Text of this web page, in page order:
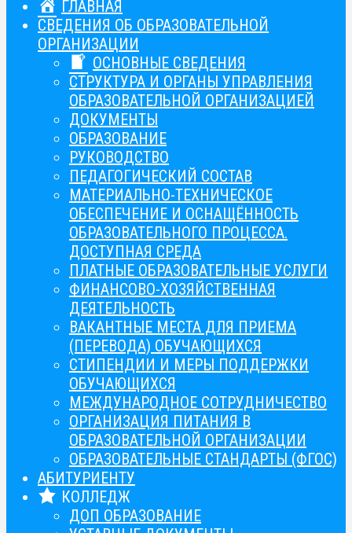
ГЛАВНАЯ
СВЕДЕНИЯ ОБ ОБРАЗОВАТЕЛЬНОЙ
ОРГАНИЗАЦИИ
ОСНОВНЫЕ СВЕДЕНИЯ
СТРУКТУРА И ОРГАНЫ УПРАВЛЕНИЯ
ОБРАЗОВАТЕЛЬНОЙ ОРГАНИЗАЦИЕЙ
ДОКУМЕНТЫ
ОБРАЗОВАНИЕ
РУКОВОДСТВО
ПЕДАГОГИЧЕСКИЙ СОСТАВ
МАТЕРИАЛЬНО-ТЕХНИЧЕСКОЕ
ОБЕСПЕЧЕНИЕ И ОСНАЩЁННОСТЬ
ОБРАЗОВАТЕЛЬНОГО ПРОЦЕССА.
ДОСТУПНАЯ СРЕДА
ПЛАТНЫЕ ОБРАЗОВАТЕЛЬНЫЕ УСЛУГИ
ФИНАНСОВО-ХОЗЯЙСТВЕННАЯ
ДЕЯТЕЛЬНОСТЬ
ВАКАНТНЫЕ МЕСТА ДЛЯ ПРИЕМА
(ПЕРЕВОДА) ОБУЧАЮЩИХСЯ
СТИПЕНДИИ И МЕРЫ ПОДДЕРЖКИ
ОБУЧАЮЩИХСЯ
МЕЖДУНАРОДНОЕ СОТРУДНИЧЕСТВО
ОРГАНИЗАЦИЯ ПИТАНИЯ В
ОБРАЗОВАТЕЛЬНОЙ ОРГАНИЗАЦИИ
ОБРАЗОВАТЕЛЬНЫЕ СТАНДАРТЫ (ФГОС)
АБИТУРИЕНТУ
КОЛЛЕДЖ
ДОП ОБРАЗОВАНИЕ